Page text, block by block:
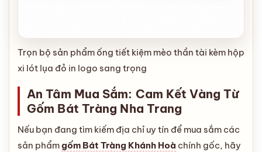
Trọn bộ sản phẩm ống tiết kiệm mèo thần tài kèm hộp
xi lót lụa đỏ in logo sang trọng
An Tâm Mua Sắm: Cam Kết Vàng Từ
Gốm Bát Tràng Nha Trang
Nếu bạn đang tìm kiếm địa chỉ uy tín để mua sắm các
sản phẩmgốm Bát Tràng Khánh Hoà chính gốc, hãy